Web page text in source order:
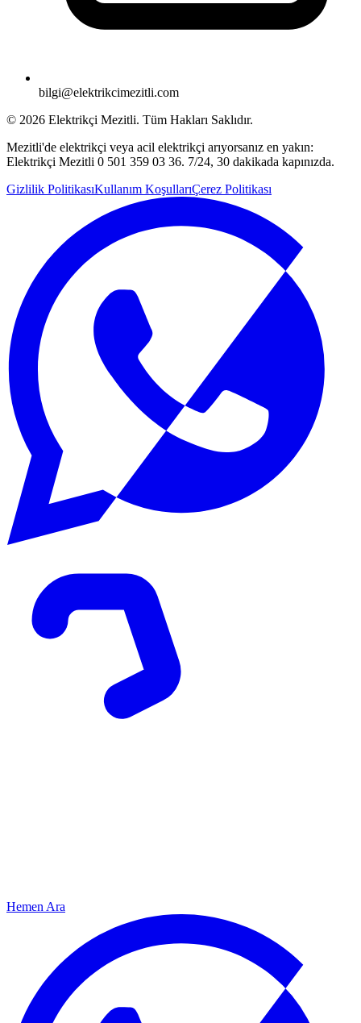
bilgi@elektrikcimezitli.com
© 2026 Elektrikçi Mezitli. Tüm Hakları Saklıdır.
Mezitli'de elektrikçi veya acil elektrikçi arıyorsanız en yakın:
Elektrikçi Mezitli 0 501 359 03 36. 7/24, 30 dakikada kapınızda.
Gizlilik PolitikasıKullanım KoşullarıÇerez Politikası
Hemen Ara